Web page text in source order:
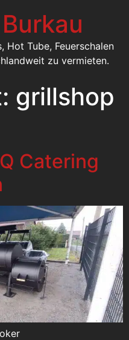
Hot Tube, Feuerschalen
zu vermieten.
grillshop
Catering